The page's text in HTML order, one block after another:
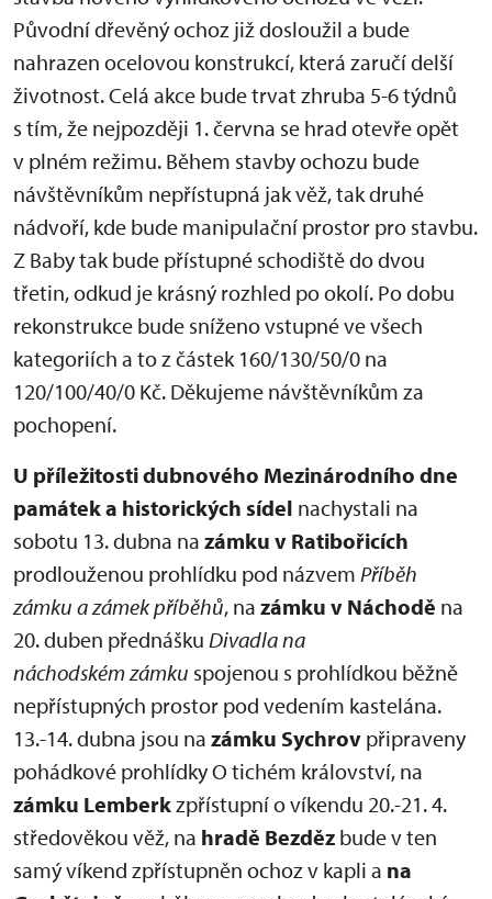
Původní dřevěný ochoz již dosloužil a bude
nahrazen ocelovou konstrukcí, která zaručí delší
životnost. Celá akce bude trvat zhruba 5-6 týdnů
s tím, že nejpozději 1. června se hrad otevře opět
v plném režimu. Během stavby ochozu bude
návštěvníkům nepřístupná jak věž, tak druhé
nádvoří, kde bude manipulační prostor pro stavbu.
Z Baby tak bude přístupné schodiště do dvou
třetin, odkud je krásný rozhled po okolí. Po dobu
rekonstrukce bude sníženo vstupné ve všech
kategoriích a to z částek 160/130/50/0 na
120/100/40/0 Kč. Děkujeme návštěvníkům za
pochopení.
U příležitosti dubnového Mezinárodního dne
památek a historických sídel nachystali na
sobotu 13. dubna na zámku v Ratibořicích
prodlouženou prohlídku pod názvem Příběh
zámku a zámek příběhů, na zámku v Náchodě na
20. duben přednášku Divadla na
náchodském zámku spojenou s prohlídkou běžně
nepřístupných prostor pod vedením kastelána.
13.-14. dubna jsou na zámku Sychrov připraveny
pohádkové prohlídky O tichém království, na
zámku Lemberkzpřístupní o víkendu 20.-21. 4.
středověkou věž, na hradě Bezděz bude v ten
samý víkend zpřístupněn ochoz v kapli a na